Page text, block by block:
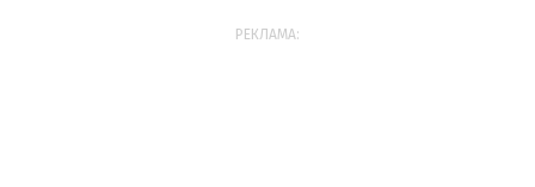
РЕКЛАМА: